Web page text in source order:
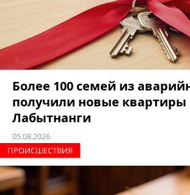
Более 100 семей из
получили новые квартиры
Лабытнанги
05.08.2026
ПРОИCШЕСТВИЯ